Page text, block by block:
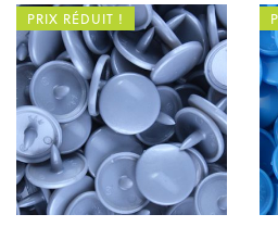
PRIX RÉDUIT !